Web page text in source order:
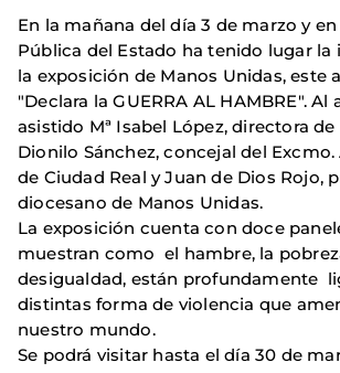
En la mañana del día 3 de marzo y
Pública del Estado ha tenido lugar la
la exposición de Manos Unidas, este
"Declara la GUERRA AL HAMBRE". Al
asistido Mª Isabel López, directora
Dionilo Sánchez, concejal del
de Ciudad Real y Juan de Dios Rojo,
diocesano de Manos Unidas.
La exposición cuenta con doce
muestran como el hambre, la
desigualdad, están profundamente
distintas forma de violencia que
nuestro mundo.
Se podrá visitar hasta el día 30 de